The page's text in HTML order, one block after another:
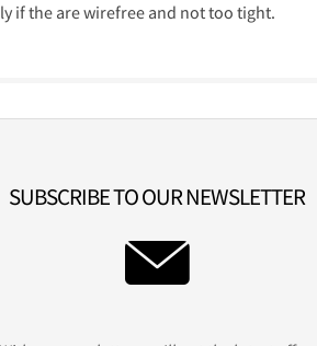
if the are wirefree and not too tight.
SUBSCRIBE TO OUR NEWSLETTER